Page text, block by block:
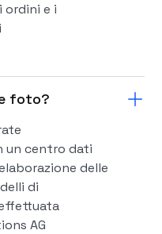
ordini e i
foto?
un centro dati
delle
di
AG